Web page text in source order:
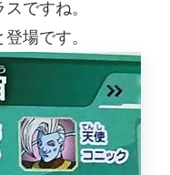
ですね。
場です。